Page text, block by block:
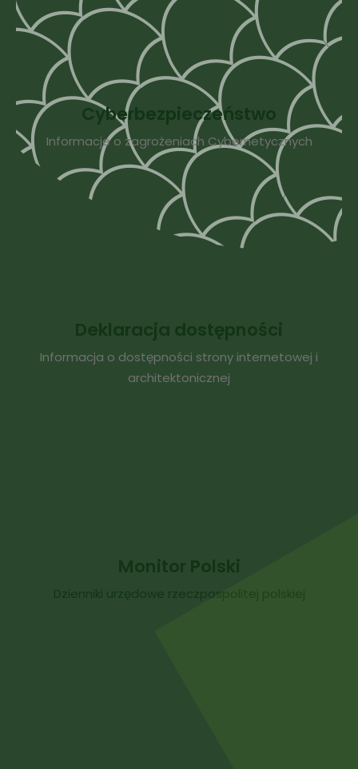
Cyberbezpieczeństwo
Informacje o zagrożeniach Cybernetycznych
Deklaracja dostępności
Informacja o dostępności strony internetowej i
architektonicznej
Monitor Polski
Dzienniki urzędowe rzeczpospolitej polskiej